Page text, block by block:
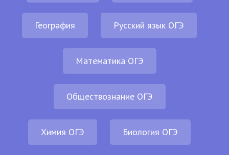
География Русский язык ОГЭ
Математика ОГЭ
Обществознание ОГЭ
Химия ОГЭ Биология ОГЭ